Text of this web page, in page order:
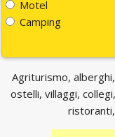
Motel
Camping
Agriturismo,
ostelli, villaggi,